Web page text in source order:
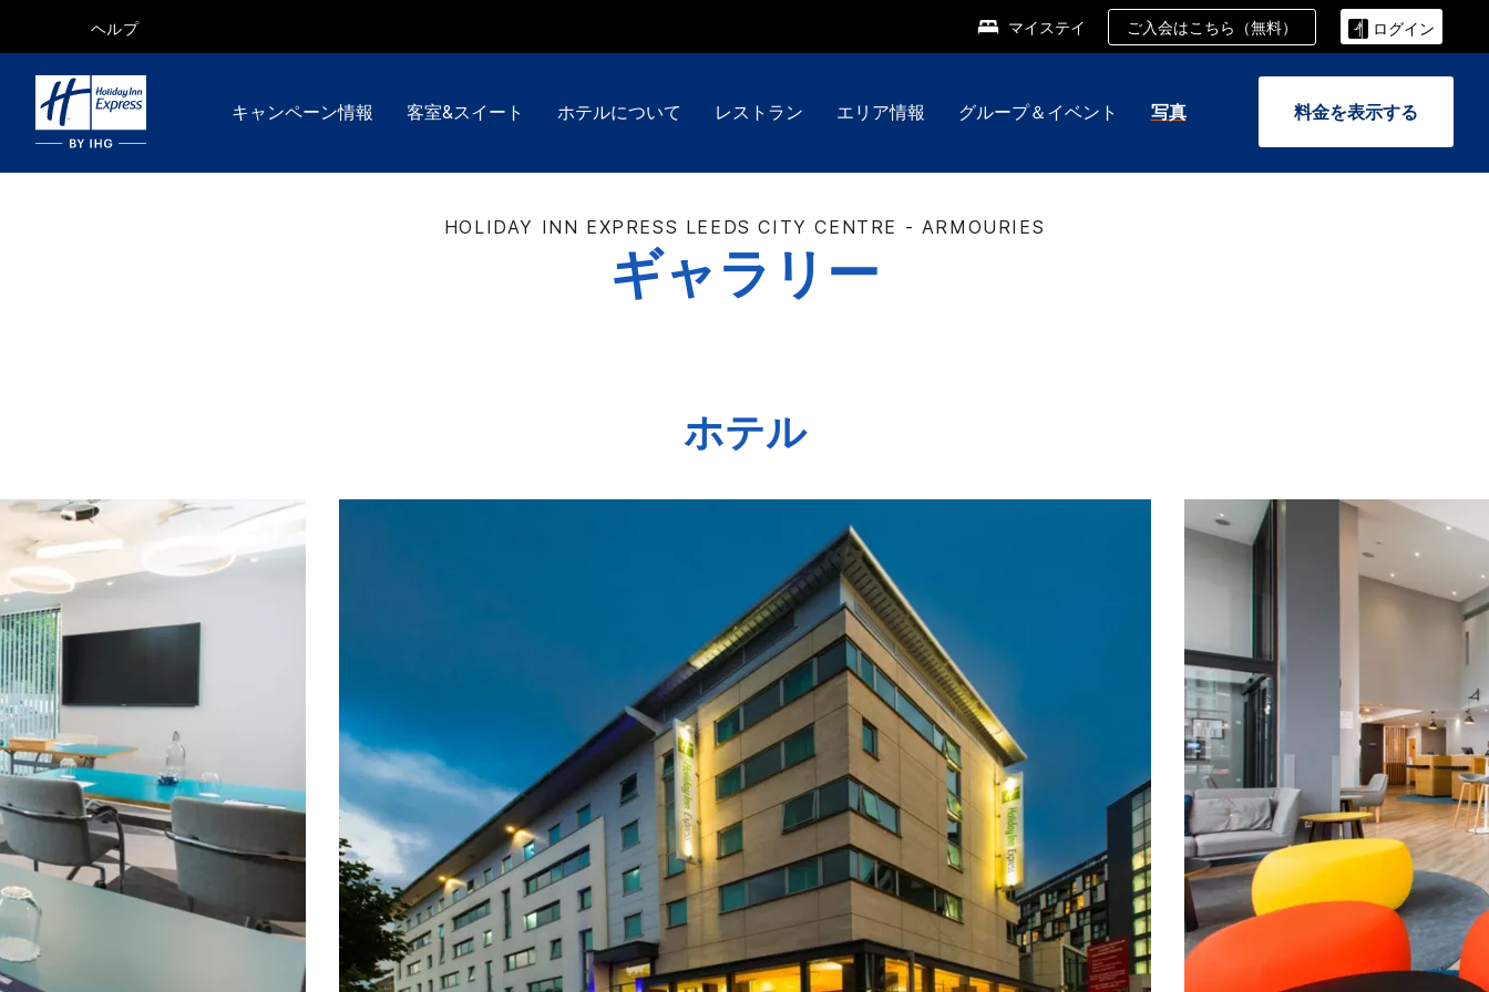
ヘルプ マイステイ ご入会はこちら（無料） ログイン
キャンペーン情報 客室&スイート ホテルについて レストラン エリア情報 グループ＆イベント 写真 料金を表示する
HOLIDAY INN EXPRESS LEEDS CITY CENTRE - ARMOURIES
ギャラリー
ホテル